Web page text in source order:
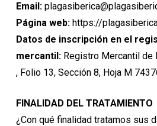
Email:
Página web:https://
Datos de inscripción en el
mercantil:Registro Mercantil de
, Folio 13, Sección 8, Hoja M
FINALIDAD DEL TRATAMIENTO
¿Con qué finalidad tratamos sus